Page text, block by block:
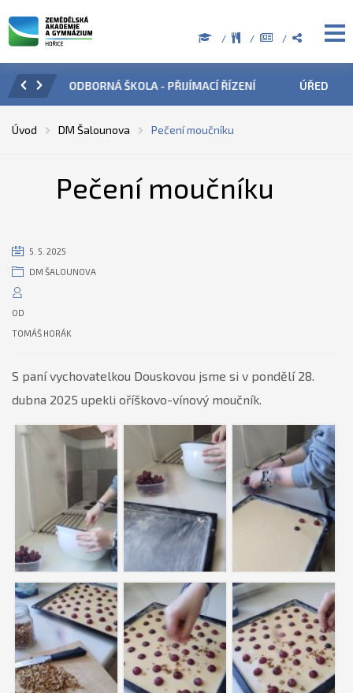
ÚŘEDNÍ HODINY V OBDOBÍ LETNÍCH PRÁZDNIN
Úvod DM Šalounova Pečení moučníku
Pečení moučníku
5. 5. 2025
DM ŠALOUNOVA
OD
TOMÁŠ HORÁK
S paní vychovatelkou Douskovou jsme si v pondělí 28.
dubna 2025 upekli oříškovo-vínový moučník.